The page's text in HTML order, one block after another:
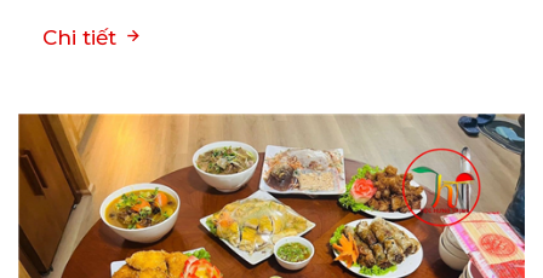
Chi tiết